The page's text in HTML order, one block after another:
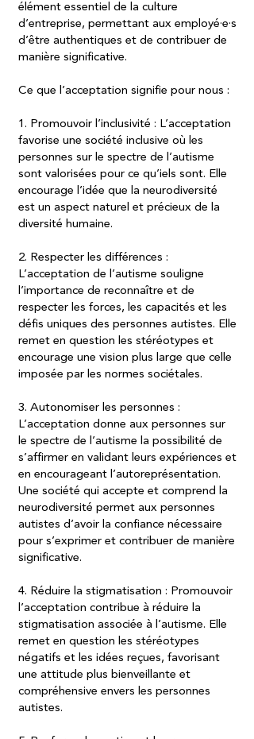
élément essentiel de la culture
d’entreprise, permettant aux employé·e·s
d’être authentiques et de contribuer de
manière significative.
Ce que l’acceptation signifie pour nous :
1. Promouvoir l’inclusivité : L’acceptation
favorise une société inclusive où les
personnes sur le spectre de l’autisme
sont valorisées pour ce qu’iels sont. Elle
encourage l’idée que la neurodiversité
est un aspect naturel et précieux de la
diversité humaine.
2. Respecter les différences :
L’acceptation de l’autisme souligne
l’importance de reconnaître et de
respecter les forces, les capacités et les
défis uniques des personnes autistes. Elle
remet en question les stéréotypes et
encourage une vision plus large que celle
imposée par les normes sociétales.
3. Autonomiser les personnes :
L’acceptation donne aux personnes sur
le spectre de l’autisme la possibilité de
s’affirmer en validant leurs expériences et
en encourageant l’autoreprésentation.
Une société qui accepte et comprend la
neurodiversité permet aux personnes
autistes d’avoir la confiance nécessaire
pour s’exprimer et contribuer de manière
significative.
4. Réduire la stigmatisation : Promouvoir
l’acceptation contribue à réduire la
stigmatisation associée à l’autisme. Elle
remet en question les stéréotypes
négatifs et les idées reçues, favorisant
une attitude plus bienveillante et
compréhensive envers les personnes
autistes.